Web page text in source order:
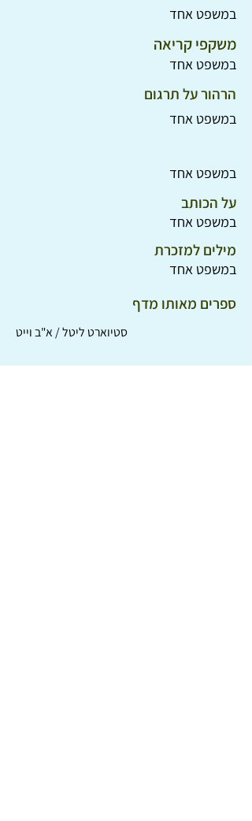
במשפט אחד
משקפי קריאה
במשפט אחד
הרהור על תרגום
במשפט אחד
במשפט אחד
על הכותב
במשפט אחד
מילים למזכרת
במשפט אחד
ספרים מאותו מדף
סטיוארט ליטל / א"ב וייט
סיפורו של ילד רע / תומס ביילי אולדריץ'